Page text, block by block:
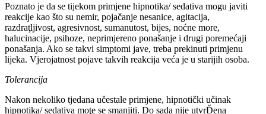
Poznato je da se tijekom primjene hipnotika/ sedativa mogu javiti
reakcije kao što su nemir, pojačanje nesanice, agitacija,
razdraţljivost, agresivnost, sumanutost, bijes, noćne more,
halucinacije, psihoze, neprimjereno ponašanje i drugi poremećaji
ponašanja. Ako se takvi simptomi jave, treba prekinuti primjenu
lijeka. Vjerojatnost pojave takvih reakcija veća je u starijih osoba.
Tolerancija
Nakon nekoliko tjedana učestale primjene, hipnotički učinak
hipnotika/ sedativa moţe se smanjiti. Do sada nije utvrĎena